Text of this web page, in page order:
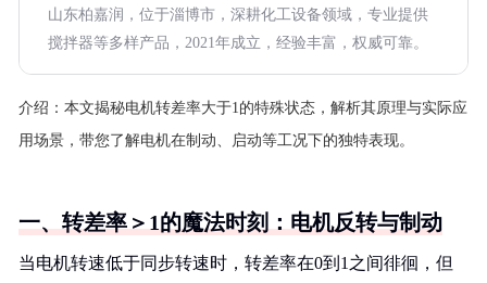
山东柏嘉润，位于淄博市，深耕化工设备领域，专业提供
搅拌器等多样产品，2021年成立，经验丰富，权威可靠。
介绍： 本文揭秘电机转差率大于1的特殊状态，解析其原理与实际应
用场景，带您了解电机在制动、启动等工况下的独特表现。
一、转差率＞1的魔法时刻：电机反转与制动
当电机转速低于同步转速时，转差率在0到1之间徘徊，但